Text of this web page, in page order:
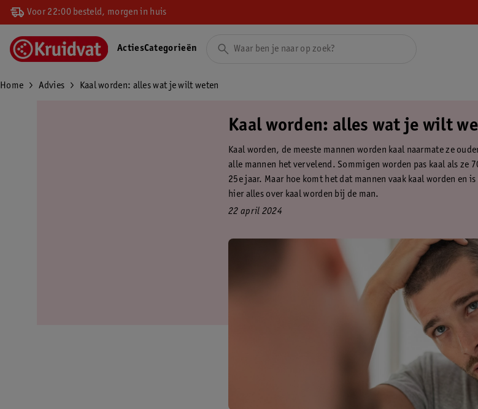
Voor 22:00 besteld, morgen in huis
ActiesCategorieën
Home Advies Kaal worden: alles wat je wilt weten
Kaal worden: alles wat je wilt
Kaal worden, de meeste mannen worden kaal naarmate ze
alle mannen het vervelend. Sommigen worden pas kaal als ze
25e jaar. Maar hoe komt het dat mannen vaak kaal worden en
hier alles over kaal worden bij de man.
22 april 2024